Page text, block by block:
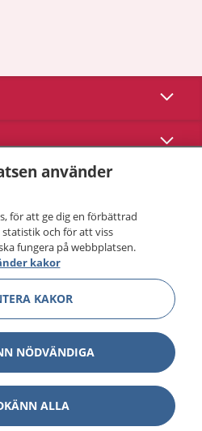
Visa
Visa
frånInera.
använder
för att ge dig en förbättrad
och för att viss
fungera på webbplatsen.
kakor
KAKOR
NÖDVÄNDIGA
ALLA